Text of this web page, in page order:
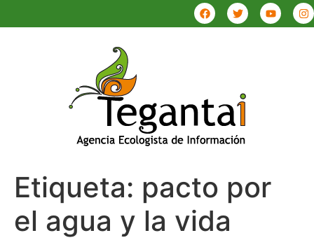
Etiqueta: pacto por
el agua y la vida